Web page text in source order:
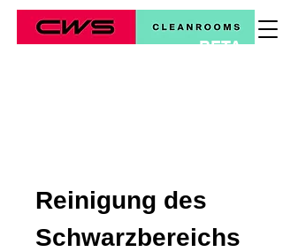
BETA
Reinigung des
Schwarzbereichs